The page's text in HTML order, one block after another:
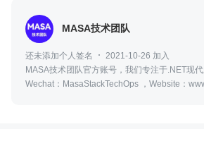
MASA技术团队
还未添加个人签名
2021-10-26 加入
MASA技术团队官方账号，我们专注于.NET现
Wechat：MasaStackTechOps ，Website：